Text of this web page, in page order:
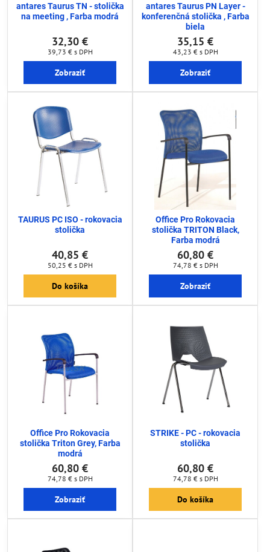
antares Taurus TN - stolička
na meeting , Farba modrá
32,30 €
39,73 € s DPH
Zobraziť
antares Taurus PN Layer -
konferenčná stolička , Farba
biela
35,15 €
43,23 € s DPH
Zobraziť
TAURUS PC ISO - rokovacia
stolička
40,85 €
50,25 € s DPH
Do košíka
Office Pro Rokovacia
stolička TRITON Black,
Farba modrá
60,80 €
74,78 € s DPH
Zobraziť
Office Pro Rokovacia
stolička Triton Grey, Farba
modrá
60,80 €
74,78 € s DPH
Zobraziť
STRIKE - PC - rokovacia
stolička
60,80 €
74,78 € s DPH
Do košíka